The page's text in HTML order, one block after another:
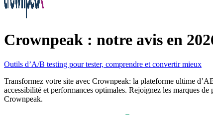
Crownpeak : notre avis en
Outils d’A/B testing pour tester, comprendre et convertir mieux
Transformez votre site avec Crownpeak: la plateforme ultime
accessibilité et performances optimales. Rejoignez les marques
Crownpeak.